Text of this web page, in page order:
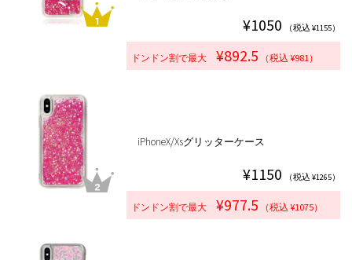
¥1050 （税込 ¥1155）
ドンドン割で最大 ¥892.5 （税込 ¥981）
iPhoneX/Xsグリッターケース
¥1150 （税込 ¥1265）
ドンドン割で最大 ¥977.5 （税込 ¥1075）